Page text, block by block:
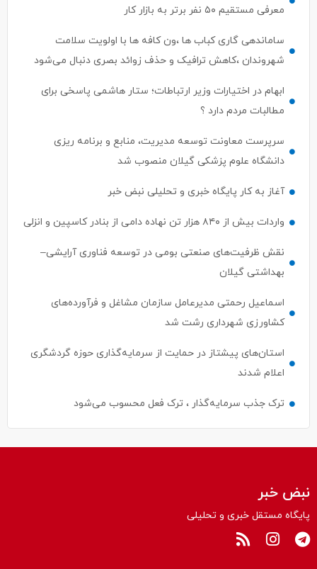
ساماندهی گاری کباب ها ،ون کافه ها با اولویت سلامت
شهروندان ،کاهش ترافیک و حذف زوائد بصری دنبال می‌شود
ابهام در اختیارات وزیر ارتباطات؛ ستار هاشمی پاسخی برای
سرپرست معاونت توسعه مدیریت، منابع و برنامه ریزی
آغاز به کار پایگاه خبری و تحلیلی نبض خبر
واردات بیش از ۸۴۰ هزار تن نهاده دامی از بنادر كاسپین و انزلی
نقش ظرفیت‌های صنعتی بومی در توسعه فناوری آرایشی–
بهداشتی گیلان
اسماعیل رحمتی مدیرعامل سازمان مشاغل و فرآورده‌های
استان‌های پیشتاز در حمایت از سرمایه‌گذاری حوزه گردشگری
ترک جذب سرمایه‌گذار ، ترک فعل محسوب می‌شود
پایگاه مستقل خبری و تحلیلی
سیاسی بین الملل